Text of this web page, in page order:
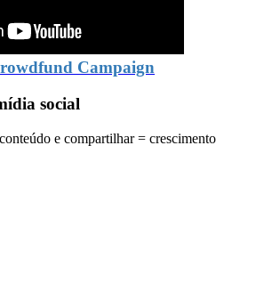
Campaign
social
e compartilhar = crescimento